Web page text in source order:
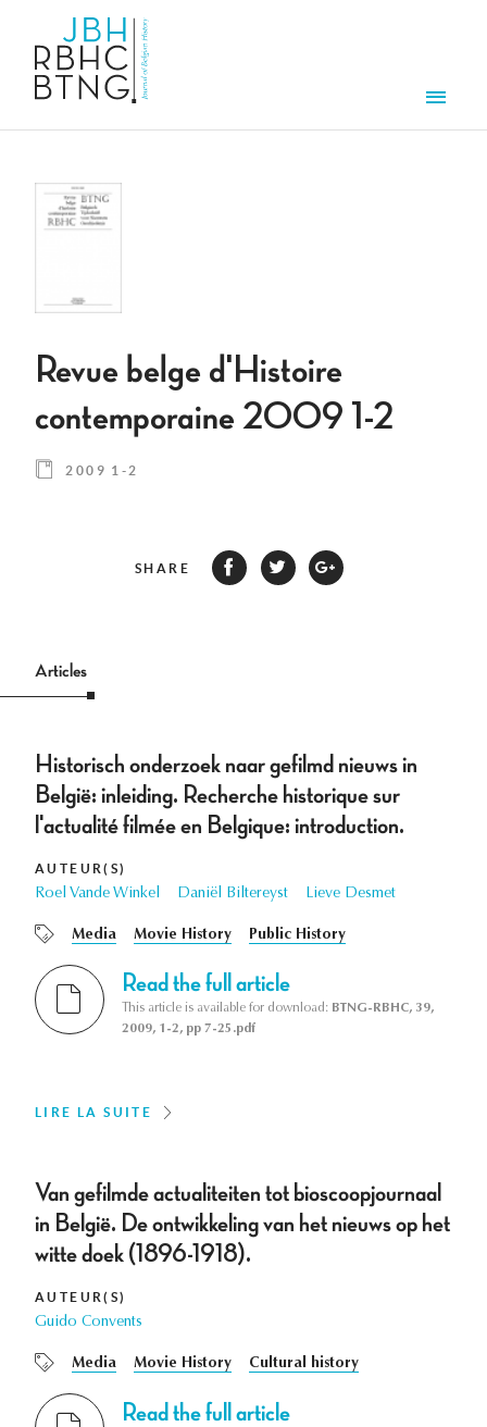
Revue belge d'Histoire
contemporaine 2009 1-2
2009 1-2
SHARE
Articles
Historisch onderzoek naar gefilmd nieuws in
België: inleiding. Recherche historique sur
l'actualité filmée en Belgique: introduction.
AUTEUR(S)
Roel Vande Winkel Daniël Biltereyst Lieve Desmet
Media Movie History Public History
Read the full article
This article is available for download: BTNG-RBHC, 39,
2009, 1-2, pp 7-25.pdf
LIRE LA SUITE
Van gefilmde actualiteiten tot bioscoopjournaal
in België. De ontwikkeling van het nieuws op het
witte doek (1896-1918).
AUTEUR(S)
Guido Convents
Media Movie History Cultural history
Read the full article